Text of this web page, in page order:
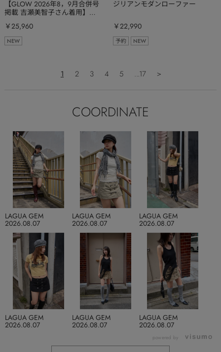
【GLOW 2026年8，9月合併号
掲載 吉瀬美智子さん着用】メ
￥25,960
NEW
ジリアンモダンローファー
￥22,990
予約 NEW
1 2 3 4 5 ...17 ＞
COORDINATE
2026.08.07
LAGUA GEM
2026.08.07
LAGUA GEM
2026.08.07
LAGUA GEM
2026.08.07
LAGUA GEM
2026.08.07
LAGUA GEM
2026.08.07
LAGUA GEM
powered by